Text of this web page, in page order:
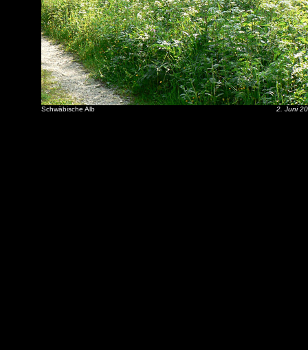
Schwäbische Alb 2. Juni